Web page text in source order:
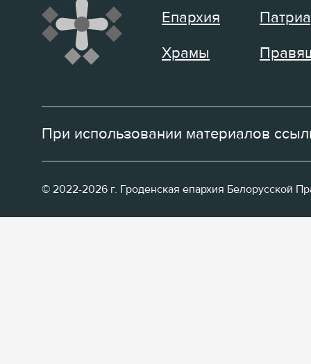
Епархия
Храмы
При использовании материалов
© 2022-2026 г. Гроденская епархия Белорусской